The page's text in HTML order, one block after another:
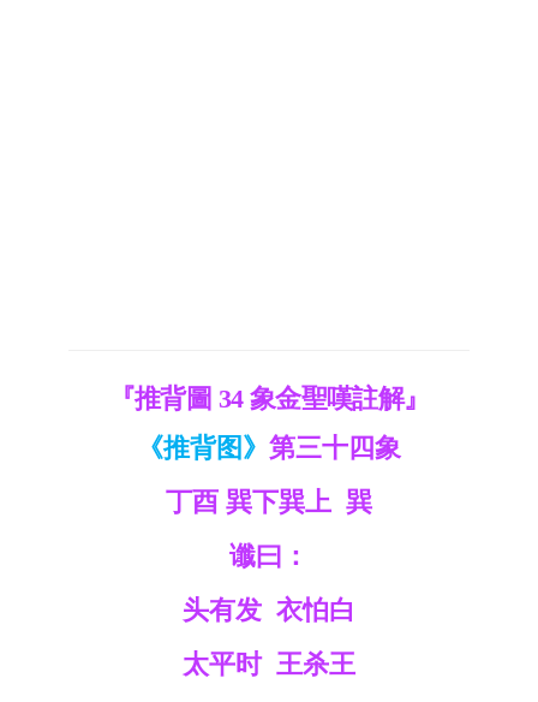
『推背圖 34 象金聖嘆註解』
《推背图》 第三十四象
丁酉 巽下巽上 巽
谶曰：
头有发 衣怕白
太平时 王杀王